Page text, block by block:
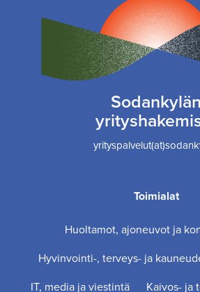
Sodankylän
Toimialat
Huoltamot, ajoneuvot ja
Hyvinvointi-, terveys- ja
IT, media ja viestintä
Kaivos- ja